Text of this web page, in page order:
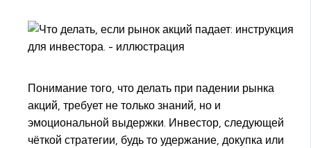
Понимание того, что делать при падении рынка
акций, требует не только знаний, но и
эмоциональной выдержки. Инвестор, следующей
чёткой стратегии, будь то удержание, докупка или